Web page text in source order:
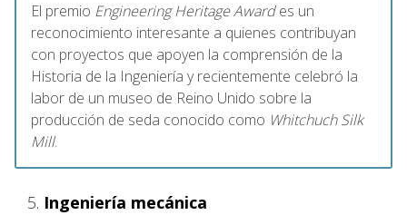
El premio Engineering Heritage Awardes un
reconocimiento interesante a quienes contribuyan
con proyectos que apoyen la comprensión de la
Historia de la Ingeniería y recientemente celebró la
labor de un museo de Reino Unido sobre la
producción de seda conocido como Whitchuch Silk
Mill.
Ingeniería mecánica